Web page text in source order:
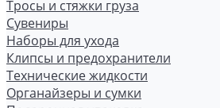
Тросы и стяжки груза
Сувениры
Наборы для ухода
Клипсы и предохранители
Технические жидкости
Органайзеры и сумки